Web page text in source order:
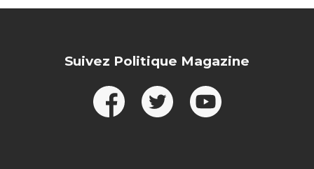
Suivez Politique Magazine